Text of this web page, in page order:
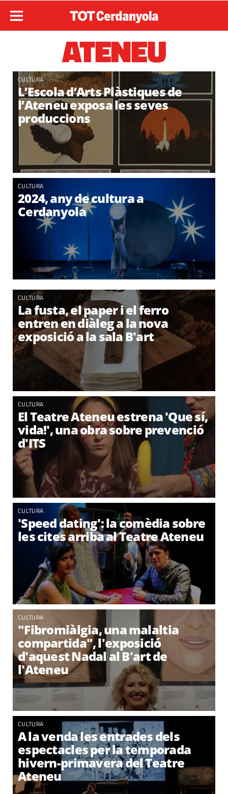
ATENEU
CULTURA
L’Escola d’Arts Plàstiques de
l’Ateneu exposa les seves
produccions
CULTURA
2024, any de cultura a
Cerdanyola
CULTURA
La fusta, el paper i el ferro
entren en diàleg a la nova
exposició a la sala B'art
CULTURA
El Teatre Ateneu estrena 'Que sí,
vida!', una obra sobre prevenció
d'ITS
CULTURA
'Speed dating': la comèdia sobre
les cites arriba al Teatre Ateneu
CULTURA
"Fibromiàlgia, una malaltia
compartida", l'exposició
d'aquest Nadal al B'art de
l'Ateneu
CULTURA
A la venda les entrades dels
espectacles per la temporada
hivern-primavera del Teatre
Ateneu